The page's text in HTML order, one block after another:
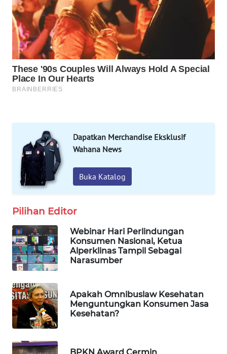
Dapatkan Merchandise Eksklusif
Wahana News
Buka Katalog
Pilihan Editor
Webinar Hari Perlindungan
Konsumen Nasional, Ketua
Alperklinas Tampil Sebagai
Narasumber
Apakah Omnibuslaw Kesehatan
Menguntungkan Konsumen Jasa
Kesehatan?
BPKN Award Cermin
SELEB
WAHANA
PERSONA
WAHANA
OTOMOTIF
WAHANA
DESA
WISATA
LAPAK
Wahana
Network
KONSUMEN
MASYARAKAT
KELISTRIKAN
WALINKI
ID